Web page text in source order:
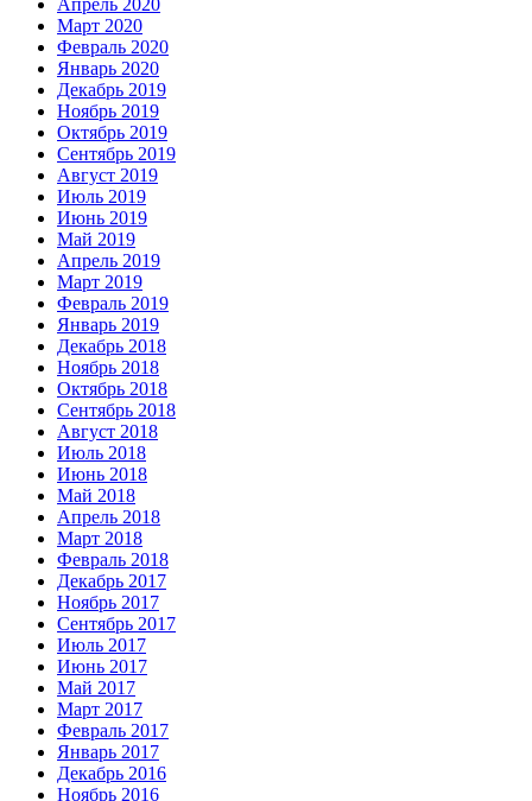
Март 2020
Февраль 2020
Январь 2020
Декабрь 2019
Ноябрь 2019
Октябрь 2019
Сентябрь 2019
Август 2019
Июль 2019
Июнь 2019
Май 2019
Апрель 2019
Март 2019
Февраль 2019
Январь 2019
Декабрь 2018
Ноябрь 2018
Октябрь 2018
Сентябрь 2018
Август 2018
Июль 2018
Июнь 2018
Май 2018
Апрель 2018
Март 2018
Февраль 2018
Декабрь 2017
Ноябрь 2017
Сентябрь 2017
Июль 2017
Июнь 2017
Май 2017
Март 2017
Февраль 2017
Январь 2017
Декабрь 2016
Ноябрь 2016